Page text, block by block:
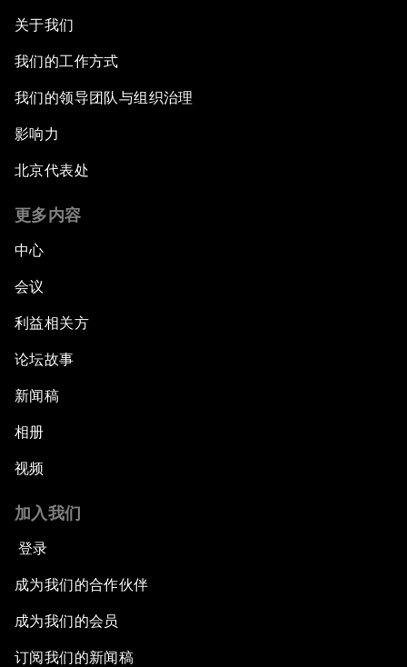
关于我们
我们的工作方式
我们的领导团队与组织治理
影响力
北京代表处
更多内容
中心
会议
利益相关方
论坛故事
新闻稿
相册
视频
加入我们
登录
成为我们的合作伙伴
成为我们的会员
订阅我们的新闻稿